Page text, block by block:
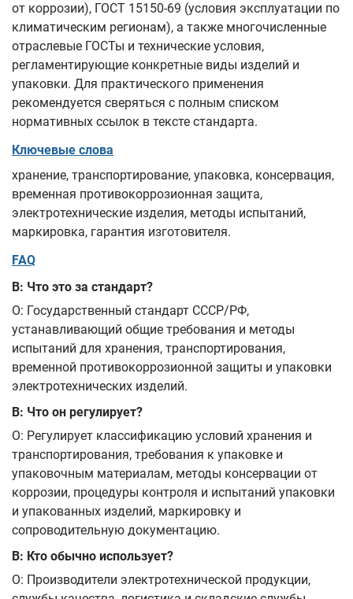
от коррозии), ГОСТ 15150-69 (условия эксплуатации по
климатическим регионам), а также многочисленные
отраслевые ГОСТы и технические условия,
регламентирующие конкретные виды изделий и
упаковки. Для практического применения
рекомендуется сверяться с полным списком
нормативных ссылок в тексте стандарта.
Ключевые слова
хранение, транспортирование, упаковка, консервация,
временная противокоррозионная защита,
электротехнические изделия, методы испытаний,
маркировка, гарантия изготовителя.
FAQ
В: Что это за стандарт?
О: Государственный стандарт СССР/РФ,
устанавливающий общие требования и методы
испытаний для хранения, транспортирования,
временной противокоррозионной защиты и упаковки
электротехнических изделий.
В: Что он регулирует?
О: Регулирует классификацию условий хранения и
транспортирования, требования к упаковке и
упаковочным материалам, методы консервации от
коррозии, процедуры контроля и испытаний упаковки
и упакованных изделий, маркировку и
сопроводительную документацию.
В: Кто обычно использует?
О: Производители электротехнической продукции,